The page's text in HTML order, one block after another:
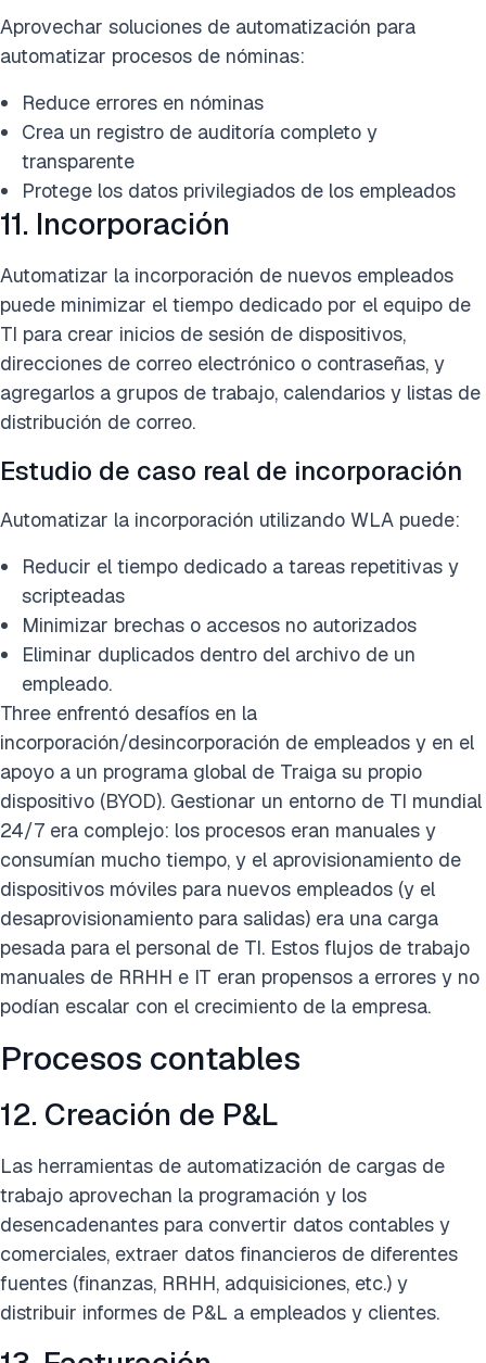
Aprovechar soluciones de automatización para
automatizar procesos de nóminas:
Reduce errores en nóminas
Crea un registro de auditoría completo y
transparente
Protege los datos privilegiados de los empleados
11. Incorporación
Automatizar la incorporación de nuevos empleados
puede minimizar el tiempo dedicado por el equipo de
TI para crear inicios de sesión de dispositivos,
direcciones de correo electrónico o contraseñas, y
agregarlos a grupos de trabajo, calendarios y listas de
distribución de correo.
Estudio de caso real de incorporación
Automatizar la incorporación utilizando WLA puede:
Reducir el tiempo dedicado a tareas repetitivas y
scripteadas
Minimizar brechas o accesos no autorizados
Eliminar duplicados dentro del archivo de un
empleado.
Three enfrentó desafíos en la
incorporación/desincorporación de empleados y en el
apoyo a un programa global de Traiga su propio
dispositivo (BYOD). Gestionar un entorno de TI mundial
24/7 era complejo: los procesos eran manuales y
consumían mucho tiempo, y el aprovisionamiento de
dispositivos móviles para nuevos empleados (y el
desaprovisionamiento para salidas) era una carga
pesada para el personal de TI. Estos flujos de trabajo
manuales de RRHH e IT eran propensos a errores y no
podían escalar con el crecimiento de la empresa.
Procesos contables
12. Creación de P&L
Las herramientas de automatización de cargas de
trabajo aprovechan la programación y los
desencadenantes para convertir datos contables y
comerciales, extraer datos financieros de diferentes
fuentes (finanzas, RRHH, adquisiciones, etc.) y
distribuir informes de P&L a empleados y clientes.